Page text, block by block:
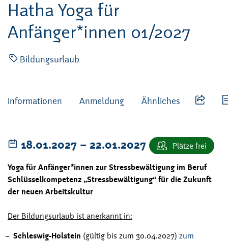
Hatha Yoga für
Anfänger*innen 01/2027
Bildungsurlaub
Informationen Anmeldung Ähnliches
18.01.2027 – bis
22.01.2027 Plätze frei
Yoga für Anfänger*innen zur Stressbewältigung im Beruf
Schlüsselkompetenz „Stressbewältigung“ für die Zukunft
der neuen Arbeitskultur
Der Bildungsurlaub ist anerkannt in:
Schleswig-Holstein (gültig bis zum 30.04.2027) zum